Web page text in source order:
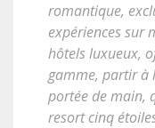
romantique,
expériences sur
hôtels luxueux,
gamme, partir à
portée de main,
resort cinq